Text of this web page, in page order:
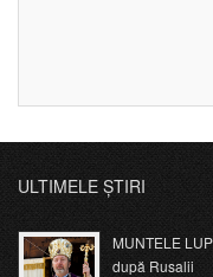
ULTIMELE ȘTIRI
MUNTELE
după Rusalii